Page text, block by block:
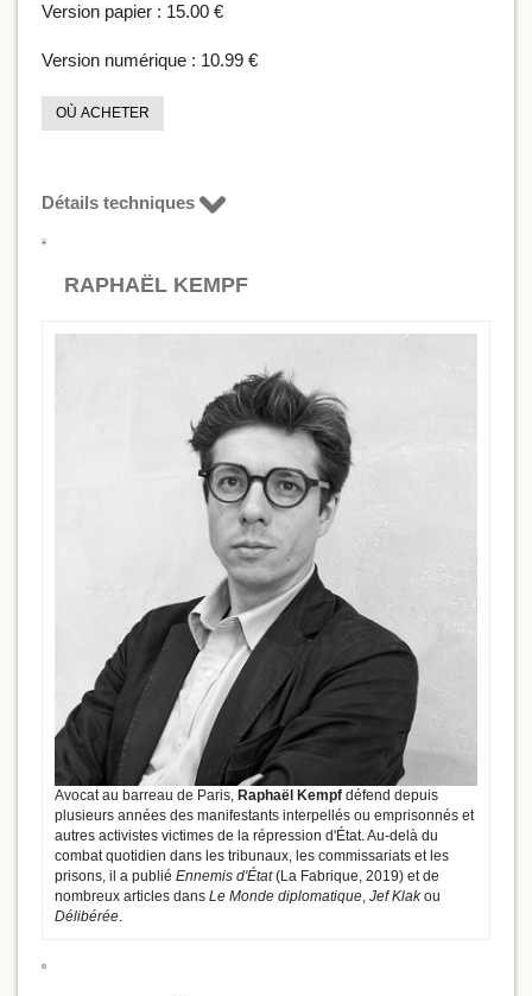
Version papier : 15.00 €
Version numérique : 10.99 €
OÙ ACHETER
Détails techniques
RAPHAËL KEMPF
Avocat au barreau de Paris, Raphaël Kempf défend depuis
plusieurs années des manifestants interpellés ou emprisonnés et
autres activistes victimes de la répression d'État. Au-delà du
combat quotidien dans les tribunaux, les commissariats et les
prisons, il a publié Ennemis d'État(La Fabrique, 2019) et de
nombreux articles dans Le Monde diplomatique, Jef Klakou
Délibérée.